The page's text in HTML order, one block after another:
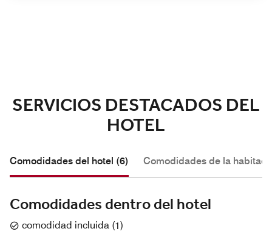
SERVICIOS DESTACADOS DEL
HOTEL
Comodidades del hotel (6) Comodidades de la
Comodidades dentro del hotel
comodidad incluida (1)